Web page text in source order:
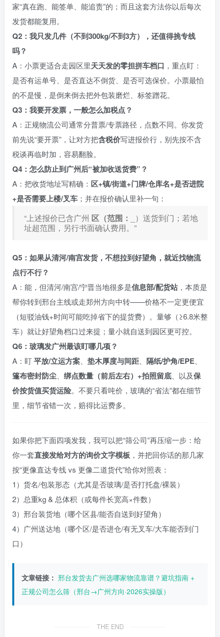
家“真在跑、能签单、能追责”的；而且这套方法你以后每次
发货都能复用。
Q2：我只发几件（不到300kg/不到3方），还值得挑专线
吗？
A：小票更适合走园区里天天发的零担拼车档口 ，重点盯：
是否有运单号、是否直达不倒货、是否可选保价。小票最怕
的不是慢，是倒来倒去把外包装磨烂、标签蹭花。
Q3：我要开发票，一般怎么加税点？
A：正规物流公司通常分普票/专票路径，点数不同。你发货
前先说“要开票”，让对方把含税价写进报价行，别先按不含
税谈再临时加，容易翻脸。
Q4：怎么防止到广州后“被加收送货费”？
A：把收货地址写精确： 区+镇/街道+门牌/仓库名+是否进院
+是否需要上楼/叉车 ；并在报价确认里补一句：
“上述报价已含广州 区（范围：
_）送货到门；若地
址超范围，另行书面确认费用。”
Q5：如果从清河/南宫发货，不想拉到好望角，就近找物流
点行不行？
A：能，但清河/南宫/宁晋当地很多是信息部/配货站，本质是
帮你转到邢台主线或走郑州方向中转——价格不一定更便宜
（短驳油钱+时间可能吃掉省下的提货费）。量够（≥6.8米整
车）就让好望角档口过来提；量小就自送到园区更可控。
Q6：玻璃发广州最该盯哪几项？
A：盯平放/立运方案 垫木厚度与间距 隔纸/护角/EPE
篷布密封防尘 绑点数量（前后左右）+拍照留底 、以及保
价按货值买货运险。不要只看吨价，玻璃的“省法”都在细节
里，细节省错一次，赔得比运费多。
如果你把下面四项发我，我可以把“筛公司”再压缩一步：给
你一套直接发给对方的询价文字模板 ，并把回你话的那几家
按“更像直达专线 vs 更像二道货代”给你对照表：
1）货名/包装形态（尤其是否玻璃/是否打托盘/裸装）
2）总重kg & 总体积（或每件长宽高×件数）
3）邢台装货地（哪个区县/能否自送到好望角）
4）广州送达地（哪个区/是否进仓/有无叉车/大车能否到门
口）
文章链接： 邢台发货去广州选哪家物流靠谱？避坑指南 +
正规公司怎么筛（邢台→广州方向·2026实操版）
THE END